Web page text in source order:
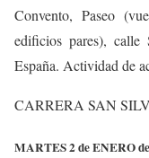
Convento, Paseo
edificios pares),
España. Actividad de
CARRERA SAN
MARTES 2 de ENERO